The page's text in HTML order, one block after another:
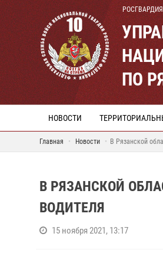
РОСГВАРДИЯ
ПО
НОВОСТИ
Главная Новости В Рязанской
В РЯЗАНСКОЙ
ВОДИТЕЛЯ
15 ноября 2021, 13:17